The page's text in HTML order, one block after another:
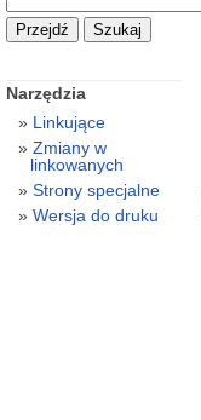
Narzędzia
Linkujące
Zmiany w
linkowanych
Strony specjalne
Wersja do druku